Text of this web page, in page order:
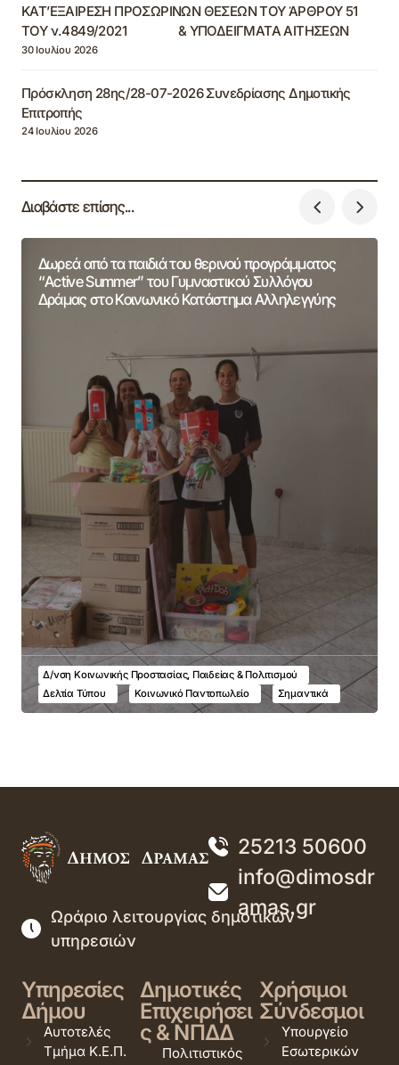
ΚΑΤ’ΕΞΑΙΡΕΣΗ ΠΡΟΣΩΡΙΝΩΝ ΘΕΣΕΩΝ ΤΟΥ ΆΡΘΡΟΥ 51
ΤΟΥ ν.4849/2021 & ΥΠΟΔΕΙΓΜΑΤΑ ΑΙΤΗΣΕΩΝ
30 Ιουλίου 2026
Πρόσκληση 28ης/28-07-2026 Συνεδρίασης Δημοτικής
Επιτροπής
24 Ιουλίου 2026
Διαβάστε επίσης...
Δωρεά από τα παιδιά του θερινού προγράμματος
“Active Summer” του Γυμναστικού Συλλόγου
Δράμας στο Κοινωνικό Κατάστημα Αλληλεγγύης
Δ/νση Κοινωνικής Προστασίας, Παιδείας & Πολιτισμού
Δελτία Τύπου
Κοινωνικό Παντοπωλείο Σημαντικά
25213 50600
info@dimosdr
amas.gr
Ωράριο λειτουργίας δημοτικών
υπηρεσιών
Υπηρεσίες
Δήμου
Αυτοτελές
Τμήμα Κ.Ε.Π.
Δημοτικές
Επιχειρήσει
ς & ΝΠΔΔ
Πολιτιστικός
Χρήσιμοι
Σύνδεσμοι
Υπουργείο
Εσωτερικών